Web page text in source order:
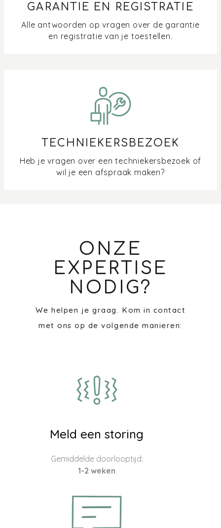
GARANTIE EN REGISTRATIE
Alle antwoorden op vragen over de garantie
en registratie van je toestellen.
TECHNIEKERSBEZOEK
Heb je vragen over een techniekersbezoek of
wil je een afspraak maken?
ONZE
EXPERTISE
NODIG?
We helpen je graag. Kom in contact
met ons op de volgende manieren:
Meld een storing
Gemiddelde doorlooptijd:
1-2 weken